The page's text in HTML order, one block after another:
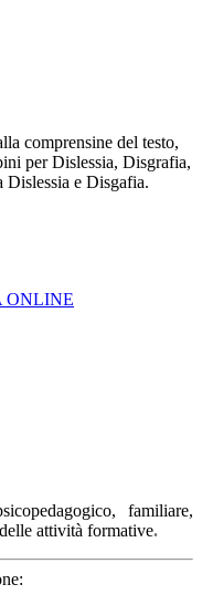
comprensine del testo,
per Dislessia, Disgrafia,
Dislessia e Disgafia.
ONLINE
familiare,
attività formative.